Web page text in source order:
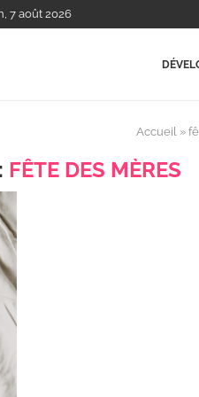
7 août 2026
Accueil »
FÊTE DES MÈRES